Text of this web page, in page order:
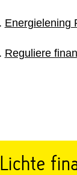
Energielening
Reguliere
Lichte